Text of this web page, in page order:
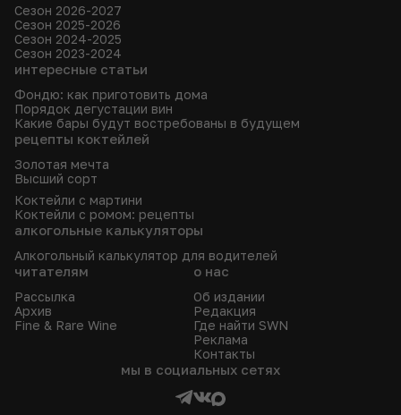
Сезон 2026-2027
Сезон 2025-2026
Сезон 2024-2025
Сезон 2023-2024
интересные статьи
Фондю: как приготовить дома
Порядок дегустации вин
Какие бары будут востребованы в будущем
рецепты коктейлей
Золотая мечта
Высший сорт
Коктейли с мартини
Коктейли с ромом: рецепты
алкогольные калькуляторы
Алкогольный калькулятор для водителей
читателям
Рассылка
Архив
Fine & Rare Wine
о нас
Об издании
Редакция
Где найти SWN
Реклама
Контакты
мы в социальных сетях